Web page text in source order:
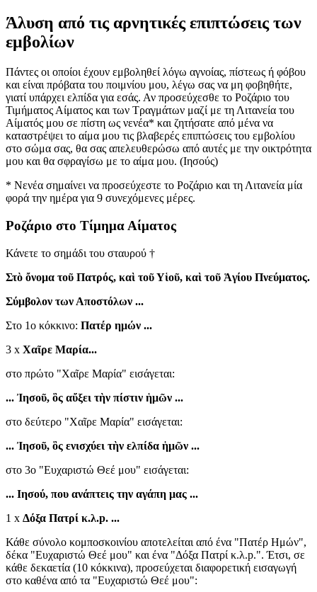
Άλυση από τις αρνητικές επιπτώσεις των
εμβολίων
Πάντες οι οποίοι έχουν εμβοληθεί λόγω αγνοίας, πίστεως ή φόβου
και είναι πρόβατα του ποιμνίου μου, λέγω σας να μη φοβηθήτε,
γιατί υπάρχει ελπίδα για εσάς. Αν προσεύχεσθε το Ροζάριο του
Τιμήματος Αίματος και των Τραγμάτων μαζί με τη Λιτανεία του
Αίματός μου σε πίστη ως νενέα* και ζητήσατε από μένα να
καταστρέψει το αίμα μου τις βλαβερές επιπτώσεις του εμβολίου
στο σώμα σας, θα σας απελευθερώσω από αυτές με την οικτρότητα
μου και θα σφραγίσω με το αίμα μου. (Ιησούς)
* Νενέα σημαίνει να προσεύχεστε το Ροζάριο και τη Λιτανεία μία
φορά την ημέρα για 9 συνεχόμενες μέρες.
Ροζάριο στο Τίμημα Αίματος
Κάνετε το σημάδι του σταυρού †
Στὸ ὄνομα τοῦ Πατρός, καὶ τοῦ Υἱοῦ, καὶ τοῦ Ἁγίου Πνεύματος.
Σύμβολον των Αποστόλων ...
Στο 1ο κόκκινο: Πατέρ ημών ...
3 x Χαῖρε Μαρία...
στο πρώτο "Χαῖρε Μαρία" εισάγεται:
... Ἰησοῦ, ὃς αὔξει τὴν πίστιν ἡμῶν ...
στο δεύτερο "Χαῖρε Μαρία" εισάγεται:
... Ἰησοῦ, ὃς ενισχύει τὴν ελπίδα ἡμῶν ...
στο 3ο "Ευχαριστώ Θεέ μου" εισάγεται:
... Ιησού, που ανάπτεις την αγάπη μας ...
1 x Δόξα Πατρί κ.λ.p. ...
Κάθε σύνολο κομποσκοινίου αποτελείται από ένα "Πατέρ Ημών",
δέκα "Ευχαριστώ Θεέ μου" και ένα "Δόξα Πατρί κ.λ.p.". Έτσι, σε
κάθε δεκαετία (10 κόκκινα), προσεύχεται διαφορετική εισαγωγή
στο καθένα από τα "Ευχαριστώ Θεέ μου":